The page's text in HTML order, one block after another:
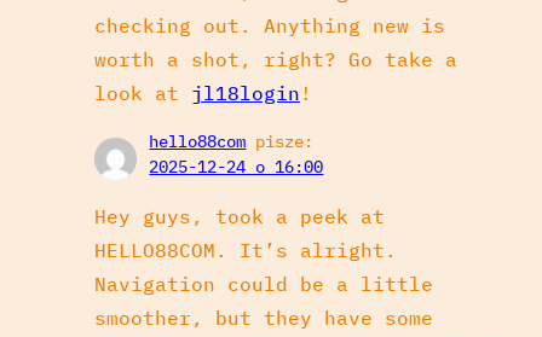
checking out. Anything new is
worth a shot, right? Go take a
look at jl18login !
hello88com pisze:
2025-12-24 o 16:00
Hey guys, took a peek at
HELLO88COM. It’s alright.
Navigation could be a little
smoother, but they have some